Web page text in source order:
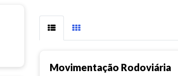
Movimentação Rodoviária